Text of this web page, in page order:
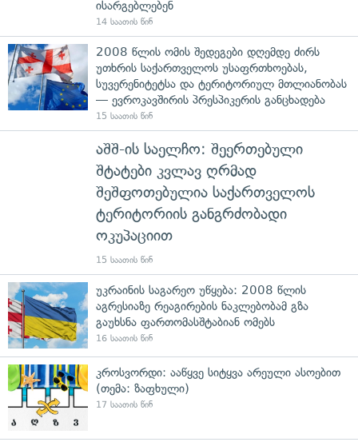
ისარგებლებენ
14 საათის წინ
2008 წლის ომის შედეგები დღემდე ძირს
უთხრის საქართველოს უსაფრთხოებას,
სუვერენიტეტსა და ტერიტორიულ მთლიანობას
— ევროკავშირის პრესპიკერის განცხადება
15 საათის წინ
აშშ-ის საელჩო: შეერთებული
შტატები კვლავ ღრმად
შეშფოთებულია საქართველოს
ტერიტორიის განგრძობადი
ოკუპაციით
15 საათის წინ
უკრაინის საგარეო უწყება: 2008 წლის
აგრესიაზე რეაგირების ნაკლებობამ გზა
გაუხსნა ფართომასშტაბიან ომებს
16 საათის წინ
კროსვორდი: ააწყვე სიტყვა არეული ასოებით
(თემა: ზაფხული)
17 საათის წინ